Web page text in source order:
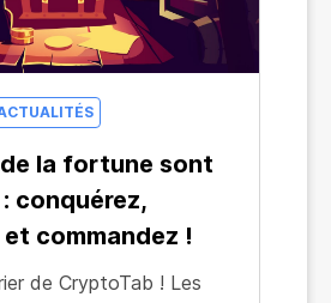
la fortune sont
conquérez,
commandez !
de CryptoTab ! Les